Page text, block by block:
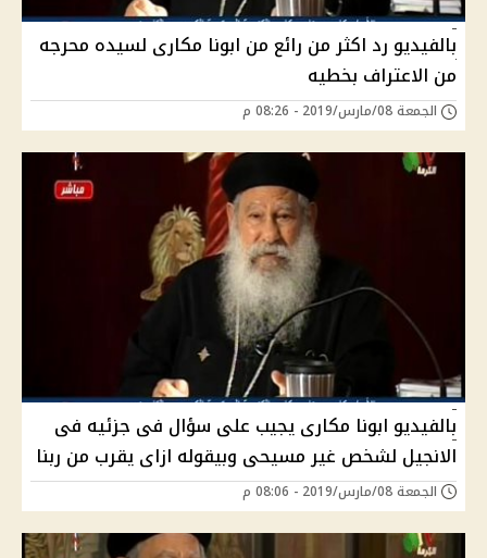
بالفيديو رد اكثر من رائع من ابونا مكارى لسيده محرجه
من الاعتراف بخطيه
الجمعة 08/مارس/2019 - 08:26 م
بالفيديو ابونا مكارى يجيب على سؤال فى جزئيه فى
الانجيل لشخص غير مسيحى وبيقوله ازاى يقرب من ربنا
الجمعة 08/مارس/2019 - 08:06 م